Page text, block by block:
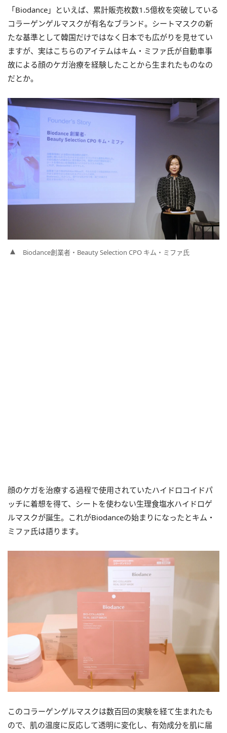
「Biodance」といえば、累計販売枚数1.5億枚を突破している
コラーゲンゲルマスクが有名なブランド。シートマスクの新
たな基準として韓国だけではなく日本でも広がりを見せてい
ますが、実はこちらのアイテムはキム・ミファ氏が自動車事
故による顔のケガ治療を経験したことから生まれたものなの
だとか。
Biodance創業者・Beauty Selection CPO キム・ミファ氏
顔のケガを治療する過程で使用されていたハイドロコイドパ
ッチに着想を得て、シートを使わない生理食塩水ハイドロゲ
ルマスクが誕生。これがBiodanceの始まりになったとキム・
ミファ氏は語ります。
このコラーゲンゲルマスクは数百回の実験を経て生まれたも
ので、肌の温度に反応して透明に変化し、有効成分を肌に届